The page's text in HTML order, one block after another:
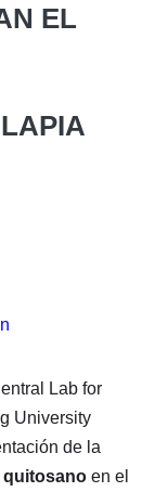
EL
Lab for
University
de la
quitosano en el